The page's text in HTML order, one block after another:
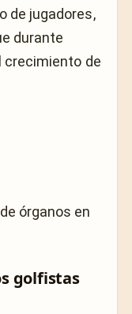
de jugadores,
durante
crecimiento de
golfistas